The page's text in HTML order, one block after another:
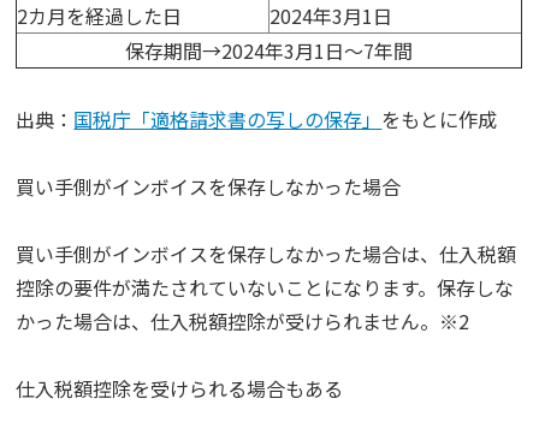
2カ月を経過した日
2024年3月1日
保存期間→2024年3月1日～7年間
出典： 国税庁「適格請求書の写しの保存」 をもとに作成
買い手側がインボイスを保存しなかった場合
買い手側がインボイスを保存しなかった場合は、仕入税額
控除の要件が満たされていないことになります。保存しな
かった場合は、仕入税額控除が受けられません。※2
仕入税額控除を受けられる場合もある